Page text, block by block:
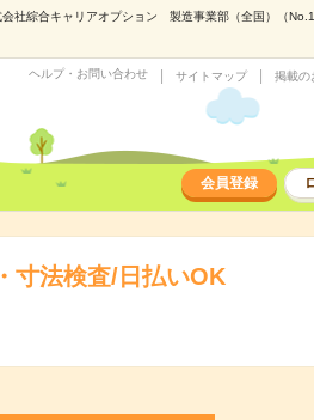
社綜合キャリアオプション 製造事業部（全国）（
ヘルプ・お問い合わせ サイトマップ 掲載の
会員登録
寸法検査/日払いOK